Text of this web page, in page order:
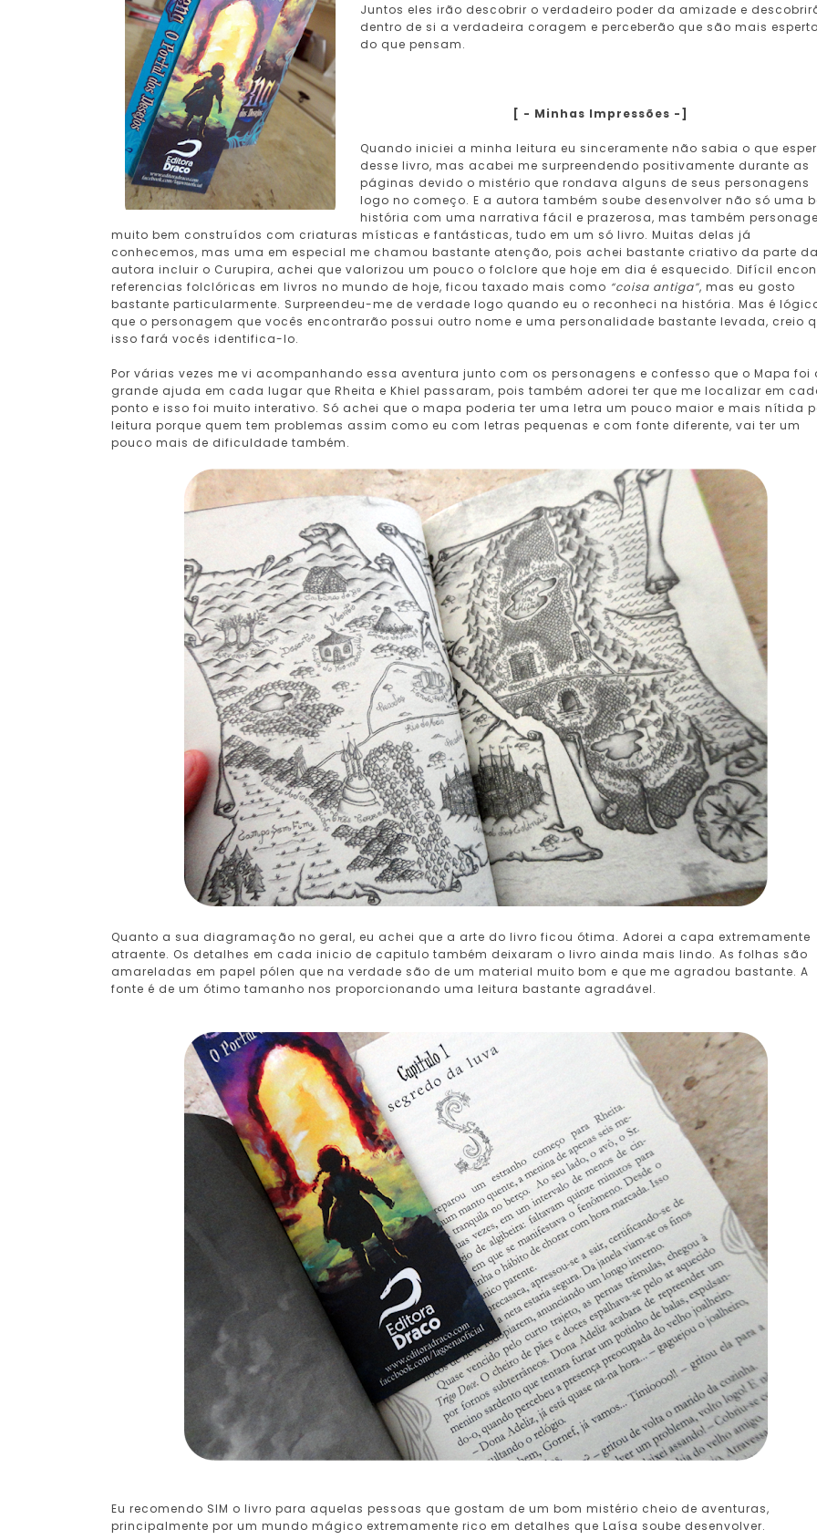
Juntos eles irão descobrir o verdadeiro poder da amizade e
dentro de si a verdadeira coragem e perceberão que são mais
do que pensam.
[ - Minhas Impressões -]
Quando iniciei a minha leitura eu sinceramente não sabia o que
desse livro, mas acabei me surpreendendo positivamente durante as
páginas devido o mistério que rondava alguns de seus personagens
logo no começo. E a autora também soube desenvolver não só uma
história com uma narrativa fácil e prazerosa, mas também
muito bem construídos com criaturas místicas e fantásticas, tudo em um só livro. Muitas delas já
conhecemos, mas uma em especial me chamou bastante atenção, pois achei bastante criativo da parte da
autora incluir o Curupira, achei que valorizou um pouco o folclore que hoje em dia é esquecido. Difícil
referencias folclóricas em livros no mundo de hoje, ficou taxado mais como “coisa antiga”, mas eu gosto
bastante particularmente. Surpreendeu-me de verdade logo quando eu o reconheci na história. Mas é
que o personagem que vocês encontrarão possui outro nome e uma personalidade bastante levada, creio
isso fará vocês identifica-lo.
Por várias vezes me vi acompanhando essa aventura junto com os personagens e confesso que o Mapa foi
grande ajuda em cada lugar que Rheita e Khiel passaram, pois também adorei ter que me localizar em
ponto e isso foi muito interativo. Só achei que o mapa poderia ter uma letra um pouco maior e mais nítida
leitura porque quem tem problemas assim como eu com letras pequenas e com fonte diferente, vai ter um
pouco mais de dificuldade também.
Quanto a sua diagramação no geral, eu achei que a arte do livro ficou ótima. Adorei a capa extremamente
atraente. Os detalhes em cada inicio de capitulo também deixaram o livro ainda mais lindo. As folhas são
amareladas em papel pólen que na verdade são de um material muito bom e que me agradou bastante. A
fonte é de um ótimo tamanho nos proporcionando uma leitura bastante agradável.
Eu recomendo SIM o livro para aquelas pessoas que gostam de um bom mistério cheio de aventuras,
principalmente por um mundo mágico extremamente rico em detalhes que Laísa soube desenvolver.